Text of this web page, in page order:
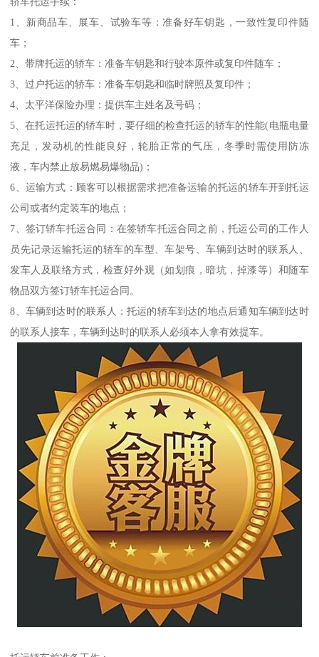
1、新商品车、展车、试验车等：准备好车钥匙，一致性复印件随
车；
2、带牌托运的轿车：准备车钥匙和行驶本原件或复印件随车；
3、过户托运的轿车：准备车钥匙和临时牌照及复印件；
4、太平洋保险办理：提供车主姓名及号码；
5、在托运托运的轿车时，要仔细的检查托运的轿车的性能(电瓶电量
充足，发动机的性能良好，轮胎正常的气压，冬季时需使用防冻
液，车内禁止放易燃易爆物品)；
6、运输方式：顾客可以根据需求把准备运输的托运的轿车开到托运
公司或者约定装车的地点；
7、签订轿车托运合同：在签轿车托运合同之前，托运公司的工作人
员先记录运输托运的轿车的车型、车架号、车辆到达时的联系人、
发车人及联络方式，检查好外观（如划痕，暗坑，掉漆等）和随车
物品双方签订轿车托运合同。
8、车辆到达时的联系人：托运的轿车到达的地点后通知车辆到达时
的联系人接车，车辆到达时的联系人必须本人拿有效提车。